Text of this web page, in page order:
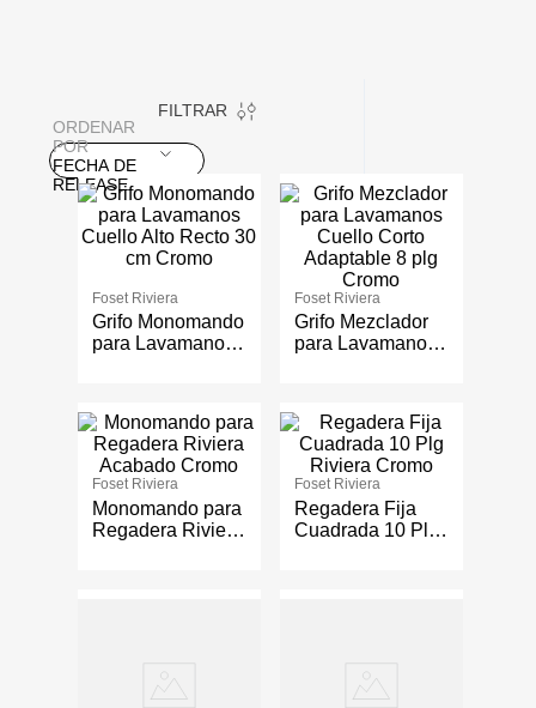
FILTRAR
ORDENAR
POR
FECHA DE
RELEASE
Foset Riviera
Grifo Monomando
para Lavamanos
Foset Riviera
Grifo Mezclador
para Lavamanos
Cromo
Foset Riviera
Monomando para
Regadera Riviera
Foset Riviera
Regadera Fija
Cuadrada 10 Plg